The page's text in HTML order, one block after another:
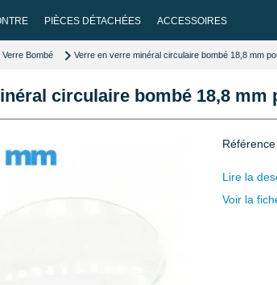
PIÈCES DÉTACHÉES ACCESSOIRES
Verre Bombé Verre en verre minéral circulaire bombé 18,8 mm
circulaire bombé 18,8 mm
Lire la
Voir la